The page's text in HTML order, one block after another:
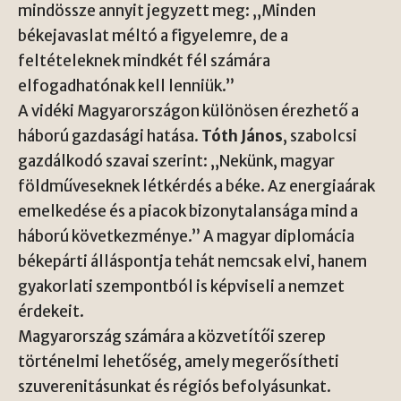
mindössze annyit jegyzett meg: „Minden
békejavaslat méltó a figyelemre, de a
feltételeknek mindkét fél számára
elfogadhatónak kell lenniük.”
A vidéki Magyarországon különösen érezhető a
háború gazdasági hatása. Tóth János, szabolcsi
gazdálkodó szavai szerint: „Nekünk, magyar
földműveseknek létkérdés a béke. Az energiaárak
emelkedése és a piacok bizonytalansága mind a
háború következménye.” A magyar diplomácia
békepárti álláspontja tehát nemcsak elvi, hanem
gyakorlati szempontból is képviseli a nemzet
érdekeit.
Magyarország számára a közvetítői szerep
történelmi lehetőség, amely megerősítheti
szuverenitásunkat és régiós befolyásunkat.